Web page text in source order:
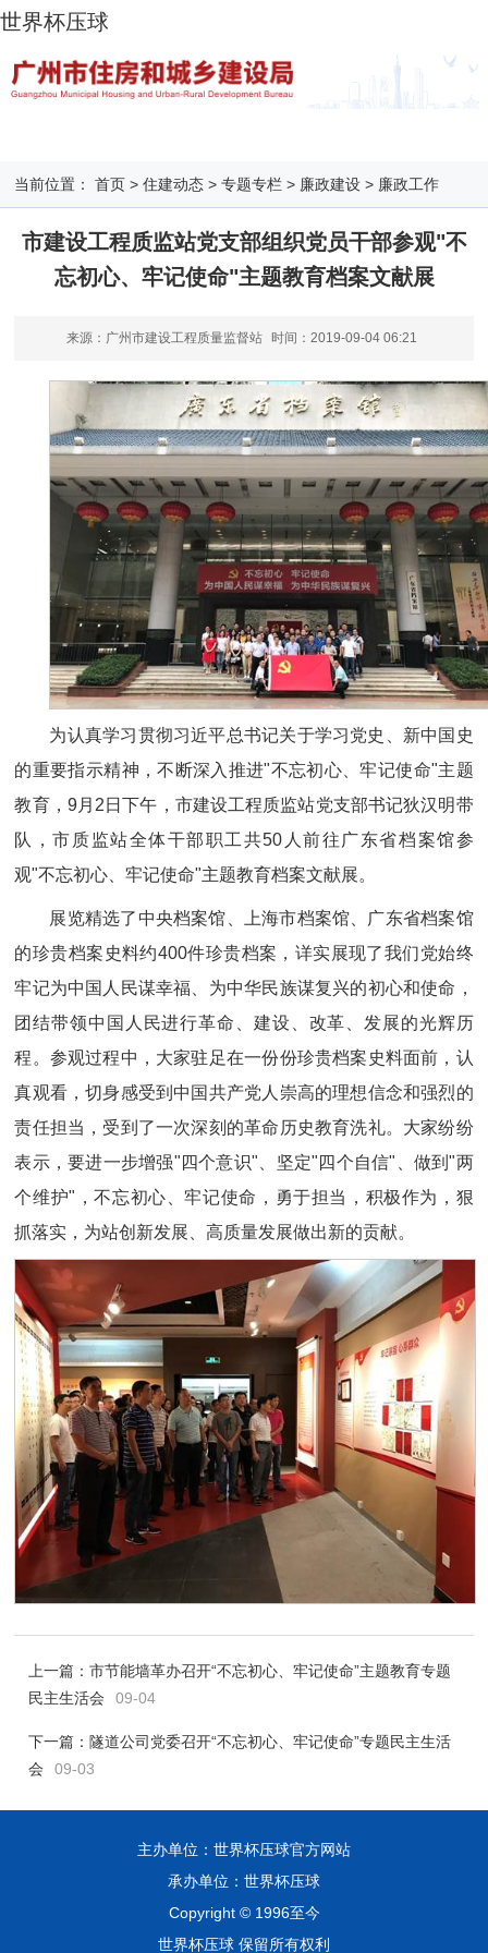
世界杯压球
当前位置： 首页 >住建动态 >专题专栏 > 廉政建设 > 廉政工作
市建设工程质监站党支部组织党员干部参观"不
忘初心、牢记使命"主题教育档案文献展
来源：广州市建设工程质量监督站 时间： 2019-09-04 06:21
为认真学习贯彻习近平总书记关于学习党史、新中国史
的重要指示精神，不断深入推进"不忘初心、牢记使命"主题
教育，9月2日下午，市建设工程质监站党支部书记狄汉明带
队，市质监站全体干部职工共50人前往广东省档案馆参
观"不忘初心、牢记使命"主题教育档案文献展。
展览精选了中央档案馆、上海市档案馆、广东省档案馆
的珍贵档案史料约400件珍贵档案，详实展现了我们党始终
牢记为中国人民谋幸福、为中华民族谋复兴的初心和使命，
团结带领中国人民进行革命、建设、改革、发展的光辉历
程。参观过程中，大家驻足在一份份珍贵档案史料面前，认
真观看，切身感受到中国共产党人崇高的理想信念和强烈的
责任担当，受到了一次深刻的革命历史教育洗礼。大家纷纷
表示，要进一步增强"四个意识"、坚定"四个自信"、做到"两
个维护"，不忘初心、牢记使命，勇于担当，积极作为，狠
抓落实，为站创新发展、高质量发展做出新的贡献。
上一篇：市节能墙革办召开“不忘初心、牢记使命”主题教育专题
民主生活会
09-04
下一篇： 隧道公司党委召开“不忘初心、牢记使命”专题民主生活
会
09-03
主办单位：世界杯压球官方网站
承办单位：世界杯压球
Copyright © 1996至今
世界杯压球 保留所有权利